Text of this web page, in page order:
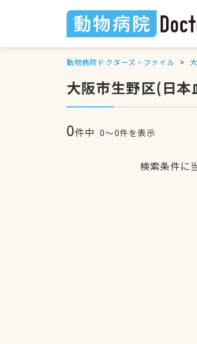
動物病院ドクターズ・ファイル
大阪市生野区(日
0件中 0〜0件を表示
検索条件に